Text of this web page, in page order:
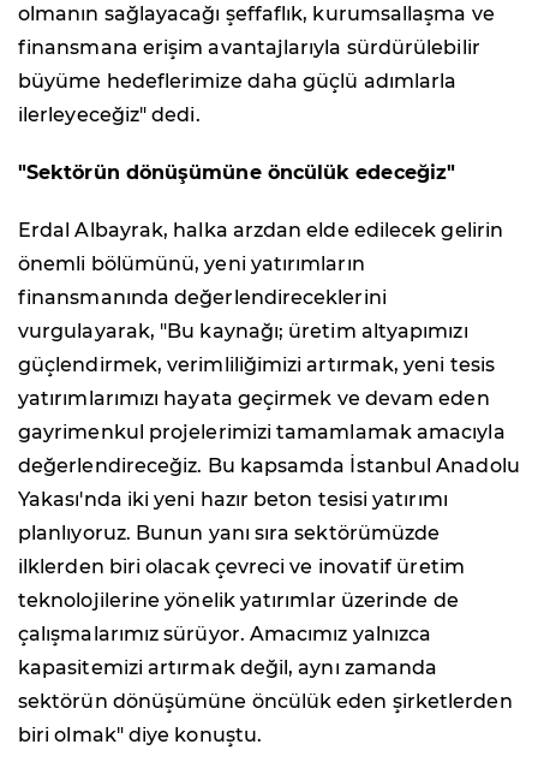
olmanın sağlayacağı şeffaflık, kurumsallaşma ve
finansmana erişim avantajlarıyla sürdürülebilir
büyüme hedeflerimize daha güçlü adımlarla
ilerleyeceğiz" dedi.
"Sektörün dönüşümüne öncülük edeceğiz"
Erdal Albayrak, halka arzdan elde edilecek gelirin
önemli bölümünü, yeni yatırımların
finansmanında değerlendireceklerini
vurgulayarak, "Bu kaynağı; üretim altyapımızı
güçlendirmek, verimliliğimizi artırmak, yeni tesis
yatırımlarımızı hayata geçirmek ve devam eden
gayrimenkul projelerimizi tamamlamak amacıyla
değerlendireceğiz. Bu kapsamda İstanbul Anadolu
Yakası'nda iki yeni hazır beton tesisi yatırımı
planlıyoruz. Bunun yanı sıra sektörümüzde
ilklerden biri olacak çevreci ve inovatif üretim
teknolojilerine yönelik yatırımlar üzerinde de
çalışmalarımız sürüyor. Amacımız yalnızca
kapasitemizi artırmak değil, aynı zamanda
sektörün dönüşümüne öncülük eden şirketlerden
biri olmak" diye konuştu.